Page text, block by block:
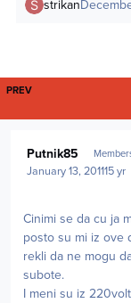
strikan
FIRST PAGE
PREV
Putnik85
January 13, 201115 yr
Cinimi se da cu ja
posto su mi iz ove
rekli da ne mogu
subote.
I meni su iz